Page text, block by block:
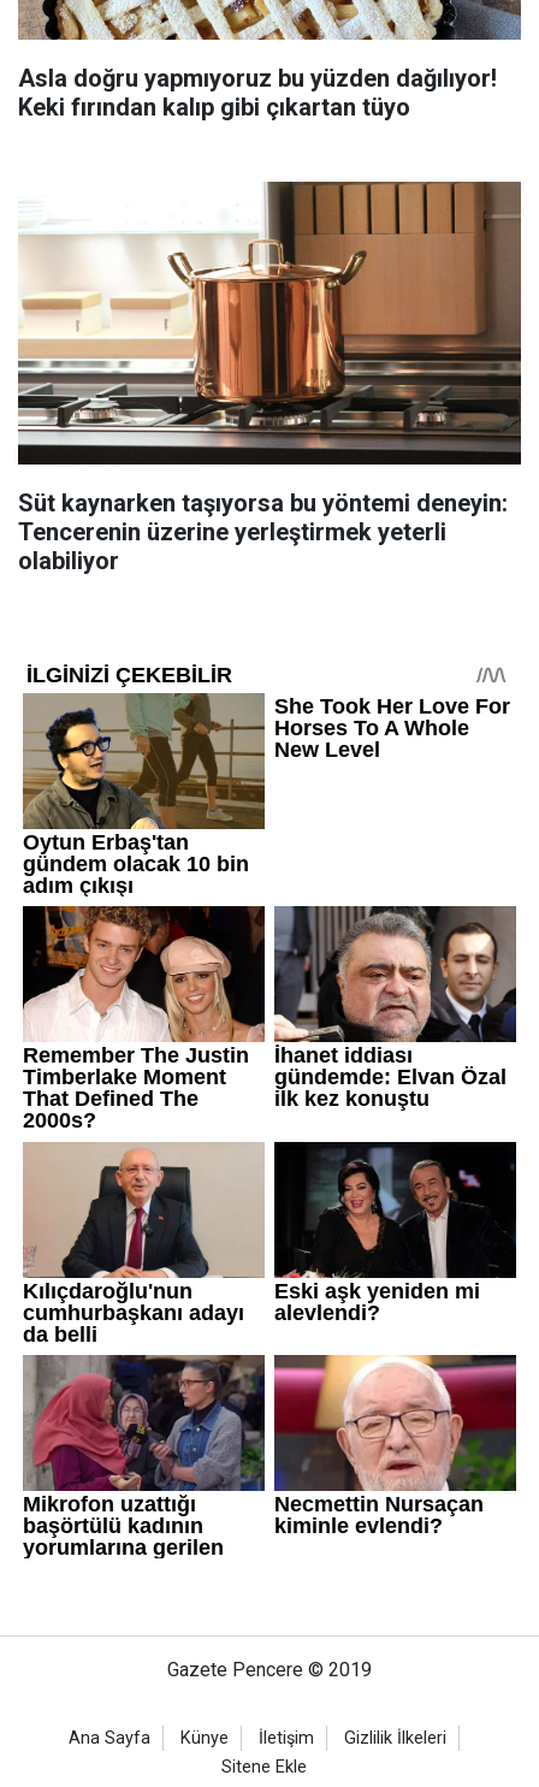
Asla doğru yapmıyoruz bu yüzden dağılıyor!
Keki fırından kalıp gibi çıkartan tüyo
Süt kaynarken taşıyorsa bu yöntemi deneyin:
Tencerenin üzerine yerleştirmek yeterli
olabiliyor
Gazete Pencere © 2019
Ana Sayfa Künye İletişim
Gizlilik İlkeleri
Sitene Ekle